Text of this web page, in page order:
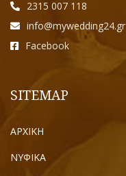
2315 007 118
info@mywedding24.gr
Facebook
SITEMAP
ΑΡΧΙΚΗ
ΝΥΦΙΚΑ